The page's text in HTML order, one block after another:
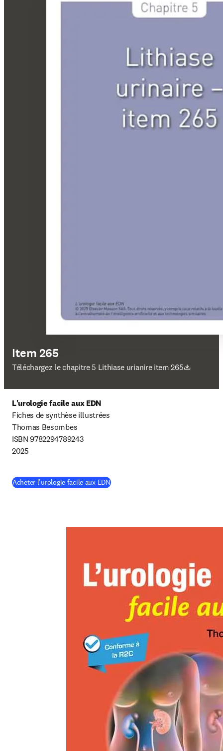
Item 265
Téléchargez le chapitre 5 Lithiase urianire item 265
S’ouvre dans une nouvelle fenêtre
L'urologie facile aux EDN
Fiches de synthèse illustrées
Thomas Besombes
ISBN 9782294789243
2025
Acheter l'urologie facile aux EDN(